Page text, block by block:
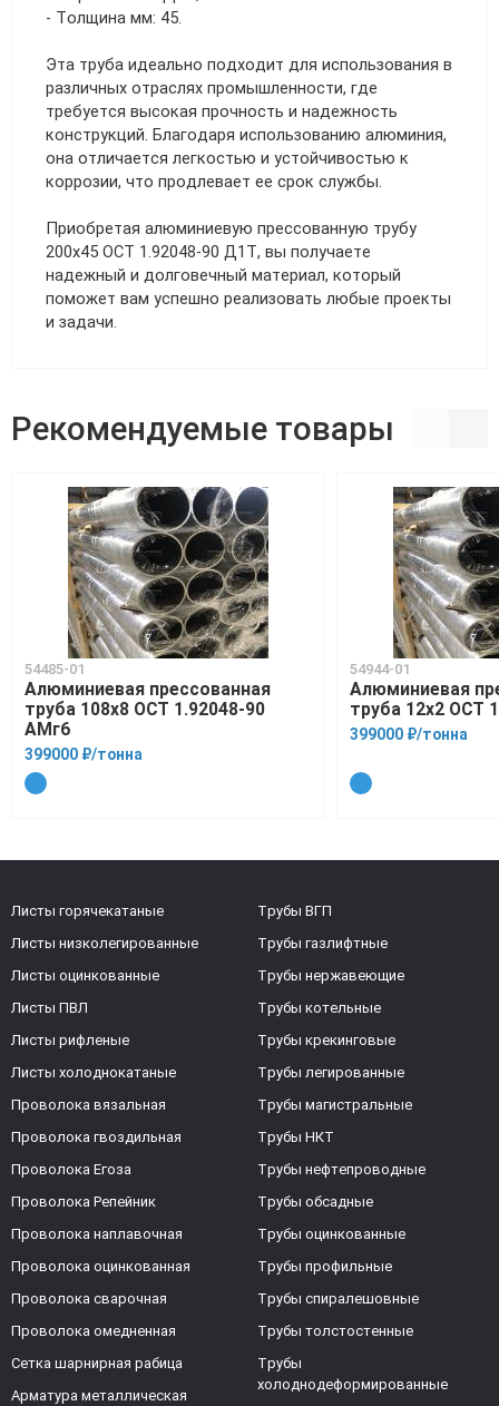
- Толщина мм: 45.
Эта труба идеально подходит для использования в
различных отраслях промышленности, где
требуется высокая прочность и надежность
конструкций. Благодаря использованию алюминия,
она отличается легкостью и устойчивостью к
коррозии, что продлевает ее срок службы.
Приобретая алюминиевую прессованную трубу
200х45 ОСТ 1.92048-90 Д1Т, вы получаете
надежный и долговечный материал, который
поможет вам успешно реализовать любые проекты
и задачи.
Рекомендуемые товары
54485-01
Алюминиевая прессованная
труба 108х8 ОСТ 1.92048-90
АМг6
399000 ₽/тонна
54944-01
Алюминиевая
труба 12х2 ОСТ
399000 ₽/тонна
Листы горячекатаные
Листы низколегированные
Листы оцинкованные
Листы ПВЛ
Листы рифленые
Листы холоднокатаные
Проволока вязальная
Проволока гвоздильная
Проволока Егоза
Проволока Репейник
Проволока наплавочная
Проволока оцинкованная
Проволока сварочная
Проволока омедненная
Сетка шарнирная рабица
Арматура металлическая
Трубы ВГП
Трубы газлифтные
Трубы нержавеющие
Трубы котельные
Трубы крекинговые
Трубы легированные
Трубы магистральные
Трубы НКТ
Трубы нефтепроводные
Трубы обсадные
Трубы оцинкованные
Трубы профильные
Трубы спиралешовные
Трубы толстостенные
Трубы
холоднодеформированные